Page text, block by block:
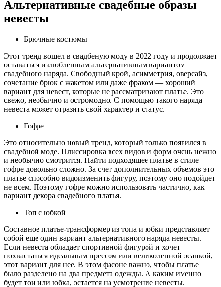
Альтернативные свадебные образы
невесты
Брючные костюмы
Этот тренд вошел в свадбеную моду в 2022 году и продолжает
оставаться излюбленным альтернативным вариантом
свадебного наряда. Свободный крой, асимметрия, оверсайз,
сочетание брюк с жакетом или даже фраком — хороший
вариант для невест, которые не рассматривают платье. Это
свежо, необычно и остромодно. С помощью такого наряда
невеста может отразить свой характер и статус.
Гофре
Это относительно новый тренд, который только появился в
свадебной моде. Плиссировка всех видов и форм очень нежно
и необычно смотрится. Найти подходящее платье в стиле
гофре довольно сложно. За счет дополнительных объемов это
платье способно видоизменить фигуру, поэтому оно подойдет
не всем. Поэтому гофре можно использовать частично, как
вариант декора свадебного платья.
Топ с юбкой
Составное платье-трансформер из топа и юбки представляет
собой еще один вариант альтернативного наряда невесты.
Если невеста обладает спортивной фигурой и хочет
похвастаться идеальным прессом или великолепной осанкой,
этот вариант для нее. В этом фасоне важно, чтобы платье
было разделено на два предмета одежды. А каким именно
будет тои или юбка, остается на усмотрение невесты.